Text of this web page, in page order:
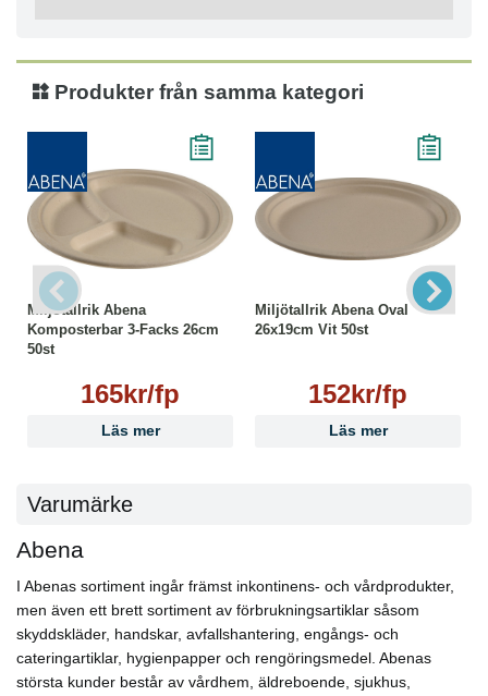
Produkter från samma kategori
Miljötallrik Abena
Komposterbar 3-Facks 26cm
50st
165kr/fp
Läs mer
Miljötallrik Abena Oval
26x19cm Vit 50st
152kr/fp
Läs mer
Varumärke
Abena
I Abenas sortiment ingår främst inkontinens- och vårdprodukter,
men även ett brett sortiment av förbrukningsartiklar såsom
skyddskläder, handskar, avfallshantering, engångs- och
cateringartiklar, hygienpapper och rengöringsmedel. Abenas
största kunder består av vårdhem, äldreboende, sjukhus,